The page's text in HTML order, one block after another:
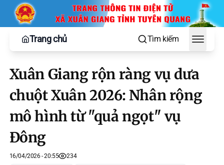
Trang chủ Tìm kiếm
Toggle
Xuân Giang rộn ràng vụ dưa
chuột Xuân 2026: Nhân rộng
mô hình từ "quả ngọt" vụ
Đông
16/04/2026 - 20:55 234